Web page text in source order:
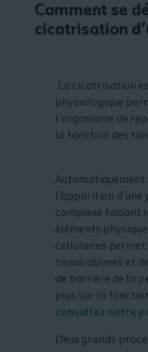
Comment se
cicatrisation
La cicatrisation
physiologique
l’organisme de
la fonction des
Automatiquement
l’apparition d’une
complexe faisant
éléments
cellulaires permet
tissus abimés et
de barrière de la
plus sur la
consultez notre
Deux grands